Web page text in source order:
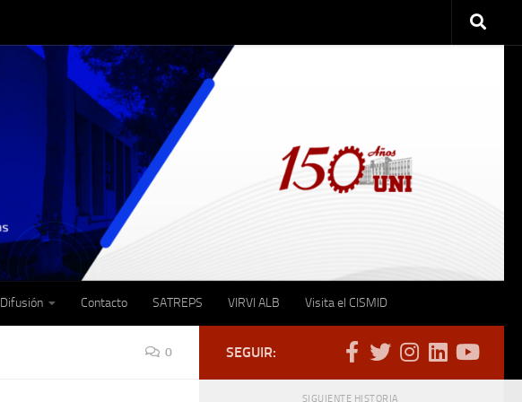
Difusión Contacto SATREPS VIRVI ALB Visita el CISMID
0 SEGUIR:
SIGUIENTE HISTORIA